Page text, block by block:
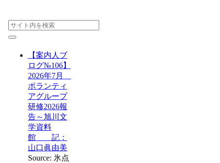
【案内人ブ
ログ№106】
2026年7月
ボランティ
アグループ
研修2026報
告～旭川文
学資料
館 記：
山口眞由美
Source: 氷点